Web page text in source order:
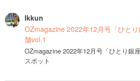
Ikkun
OZmagazine 2022年12月号「ひと
舗vol.1
OZmagazine 2022年12月号「ひとり銀
スポット